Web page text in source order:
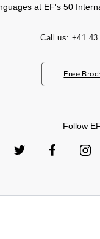
at EF's 50
Call us: +41 43
Free
Follow